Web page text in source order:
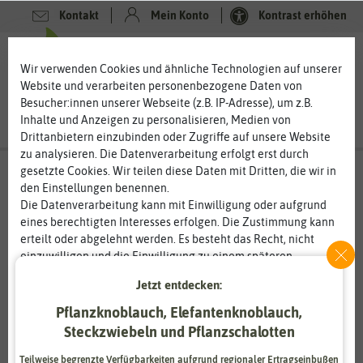
Kontakt Mein Konto Kontrast erhöhen
Wir verwenden Cookies und ähnliche Technologien auf unserer
Website und verarbeiten personenbezogene Daten von
Besucher:innen unserer Webseite (z.B. IP-Adresse), um z.B.
Inhalte und Anzeigen zu personalisieren, Medien von
Drittanbietern einzubinden oder Zugriffe auf unsere Website
zu analysieren. Die Datenverarbeitung erfolgt erst durch
gesetzte Cookies. Wir teilen diese Daten mit Dritten, die wir in
den Einstellungen benennen.
Die Datenverarbeitung kann mit Einwilligung oder aufgrund
eines berechtigten Interesses erfolgen. Die Zustimmung kann
erteilt oder abgelehnt werden. Es besteht das Recht, nicht
einzuwilligen und die Einwilligung zu einem späteren
Informationen zur Verwendung personenbezogener Daten und
den Diensten erklären wir in unsererDaten­schutz­erklärung
Jetzt entdecken:
Pflanzknoblauch, Elefantenknoblauch,
Steckzwiebeln und Pflanzschalotten
Teilweise begrenzte Verfügbarkeiten aufgrund regionaler Ertragseinbußen